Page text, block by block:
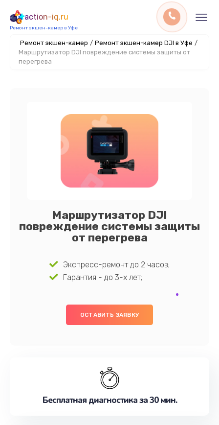
action-iq.ru
Ремонт экшен-камер в Уфе
Ремонт экшен-камер / Ремонт экшен-камер DJI в Уфе /
Маршрутизатор DJI повреждение системы защиты от
перегрева
Маршрутизатор DJI
повреждение системы защиты
от перегрева
Экспресс-ремонт до 2 часов;
Гарантия - до 3-х лет;
ОСТАВИТЬ ЗАЯВКУ
Бесплатная диагностика за 30 мин.